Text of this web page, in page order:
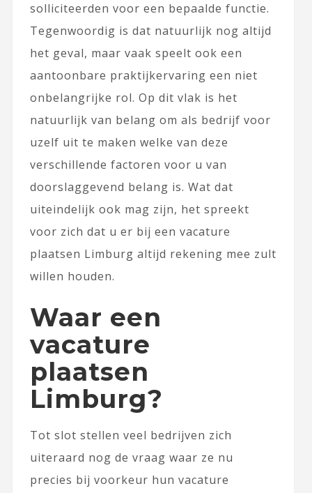
solliciteerden voor een bepaalde functie.
Tegenwoordig is dat natuurlijk nog altijd
het geval, maar vaak speelt ook een
aantoonbare praktijkervaring een niet
onbelangrijke rol. Op dit vlak is het
natuurlijk van belang om als bedrijf voor
uzelf uit te maken welke van deze
verschillende factoren voor u van
doorslaggevend belang is. Wat dat
uiteindelijk ook mag zijn, het spreekt
voor zich dat u er bij een vacature
plaatsen Limburg altijd rekening mee zult
willen houden.
Waar een
vacature
plaatsen
Limburg?
Tot slot stellen veel bedrijven zich
uiteraard nog de vraag waar ze nu
precies bij voorkeur hun vacature